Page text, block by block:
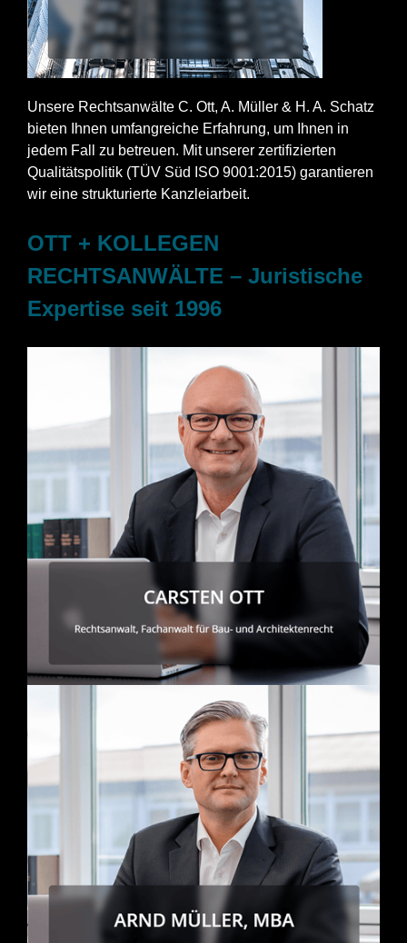
Unsere Rechtsanwälte C. Ott, A. Müller & H. A. Schatz
bieten Ihnen umfangreiche Erfahrung, um Ihnen in
jedem Fall zu betreuen. Mit unserer zertifizierten
Qualitätspolitik (TÜV Süd ISO 9001:2015) garantieren
wir eine strukturierte Kanzleiarbeit.
OTT + KOLLEGEN
RECHTSANWÄLTE – Juristische
Expertise seit 1996